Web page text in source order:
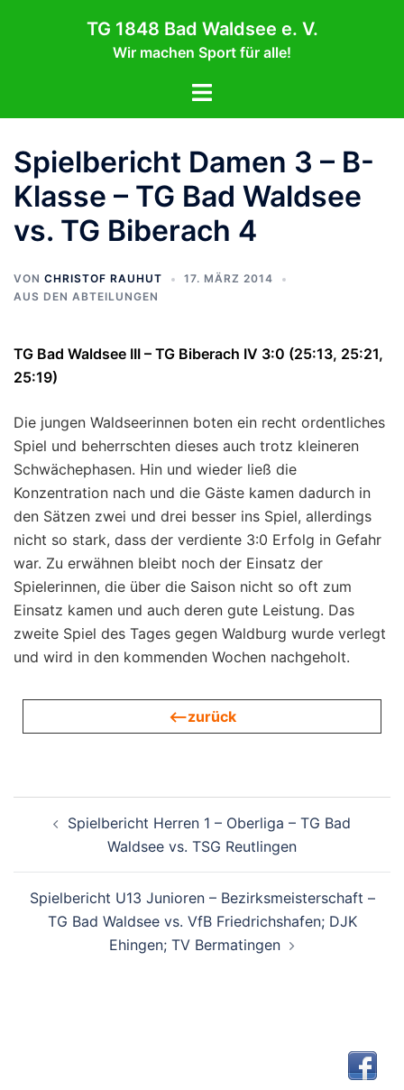
TG 1848 Bad Waldsee e. V.
Wir machen Sport für alle!
Menü
Spielbericht Damen 3 – B-
Klasse – TG Bad Waldsee
vs. TG Biberach 4
VON CHRISTOF RAUHUT
17. MÄRZ 2014
AUS DEN ABTEILUNGEN
TG Bad Waldsee III – TG Biberach IV 3:0 (25:13, 25:21,
25:19)
Die jungen Waldseerinnen boten ein recht ordentliches
Spiel und beherrschten dieses auch trotz kleineren
Schwächephasen. Hin und wieder ließ die
Konzentration nach und die Gäste kamen dadurch in
den Sätzen zwei und drei besser ins Spiel, allerdings
nicht so stark, dass der verdiente 3:0 Erfolg in Gefahr
war. Zu erwähnen bleibt noch der Einsatz der
Spielerinnen, die über die Saison nicht so oft zum
Einsatz kamen und auch deren gute Leistung. Das
zweite Spiel des Tages gegen Waldburg wurde verlegt
und wird in den kommenden Wochen nachgeholt.
<—zurück
Spielbericht Herren 1 – Oberliga – TG Bad
Waldsee vs. TSG Reutlingen
Spielbericht U13 Junioren – Bezirksmeisterschaft –
TG Bad Waldsee vs. VfB Friedrichshafen; DJK
Ehingen; TV Bermatingen